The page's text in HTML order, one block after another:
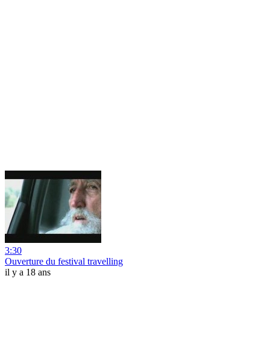
3:30
Ouverture du festival travelling
il y a 18 ans